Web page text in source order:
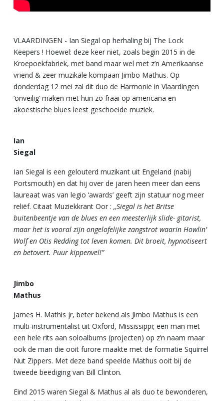
VLAARDINGEN - Ian Siegal op herhaling bij The Lock
Keepers ! Hoewel: deze keer niet, zoals begin 2015 in de
Kroepoekfabriek, met band maar wel met z’n Amerikaanse
vriend & zeer muzikale kompaan Jimbo Mathus. Op
donderdag 12 mei zal dit duo de Harmonie in Vlaardingen
‘onveilig’ maken met hun zo fraai op americana en
akoestische blues leest geschoeide muziek.
Ian
Siegal
Ian Siegal is een gelouterd muzikant uit Engeland (nabij
Portsmouth) en dat hij over de jaren heen meer dan eens
laureaat was van legio ‘awards’ geeft zijn statuur nog meer
reliëf. Citaat Muziekkrant Oor : ,,Siegal is het Britse
buitenbeentje van de blues en een meesterlijk slide- gitarist,
maar het is vooral zijn ongelofelijke zangstrot waarin Howlin’
Wolf en Otis Redding tot leven komen. Dit broeit, hypnotiseert
en betovert. Puur kippenvel!”
Jimbo
Mathus
James H. Mathis jr, beter bekend als Jimbo Mathus is een
multi-instrumentalist uit Oxford, Mississippi; een man met
een hele rits aan soloalbums (projecten) op z’n naam maar
ook de man die ooit furore maakte met de formatie Squirrel
Nut Zippers. Met deze band speelde Mathus ooit bij de
tweede beëdiging van Bill Clinton.
Eind 2015 waren Siegal & Mathus al als duo te bewonderen,